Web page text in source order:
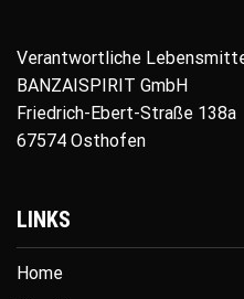
Verantwortliche
BANZAISPIRIT GmbH
Friedrich-Ebert-Straße 138a
67574 Osthofen
LINKS
Home